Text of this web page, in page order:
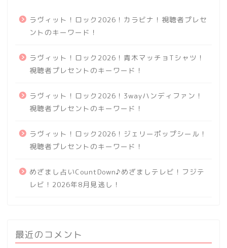
ラヴィット！ロック2026！カラビナ！視聴者プレセ
ントのキーワード！
ラヴィット！ロック2026！青木マッチョTシャツ！
視聴者プレセントのキーワード！
ラヴィット！ロック2026！3wayハンディファン！
視聴者プレセントのキーワード！
ラヴィット！ロック2026！ジェリーポップシール！
視聴者プレセントのキーワード！
めざまし占いCountDown♪めざましテレビ！フジテ
レビ！2026年8月見逃し！
最近のコメント